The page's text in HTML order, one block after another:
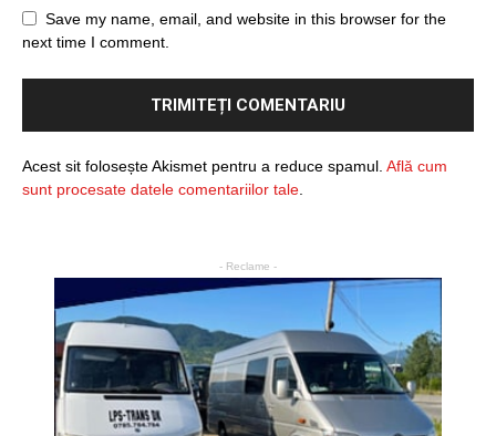
Save my name, email, and website in this browser for the
next time I comment.
Acest sit folosește Akismet pentru a reduce spamul. Află cum
sunt procesate datele comentariilor tale.
- Reclame -